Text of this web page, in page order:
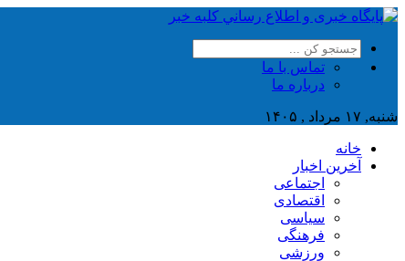
تماس با ما
درباره ما
شنبه, ۱۷ مرداد , ۱۴۰۵
خانه
آخرین اخبار
اجتماعی
اقتصادی
سیاسی
فرهنگی
ورزشی